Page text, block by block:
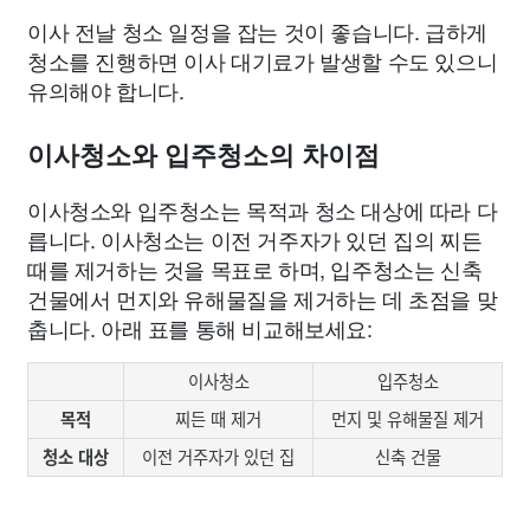
이사 전날 청소 일정을 잡는 것이 좋습니다. 급하게
청소를 진행하면 이사 대기료가 발생할 수도 있으니
유의해야 합니다.
이사청소와 입주청소의 차이점
이사청소와 입주청소는 목적과 청소 대상에 따라 다
릅니다. 이사청소는 이전 거주자가 있던 집의 찌든
때를 제거하는 것을 목표로 하며, 입주청소는 신축
건물에서 먼지와 유해물질을 제거하는 데 초점을 맞
춥니다. 아래 표를 통해 비교해보세요:
이사청소
입주청소
목적
찌든 때 제거
먼지 및 유해물질 제거
청소 대상
이전 거주자가 있던 집 신축 건물